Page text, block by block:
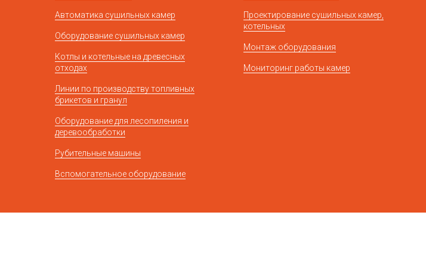
Автоматика сушильных камер
Оборудование сушильных камер
Котлы и котельные на древесных
отходах
Линии по производству топливных
брикетов и гранул
Оборудование для лесопиления и
деревообработки
Рубительные машины
Вспомогательное оборудование
Проектирование сушильных камер,
котельных
Монтаж оборудования
Мониторинг работы камер